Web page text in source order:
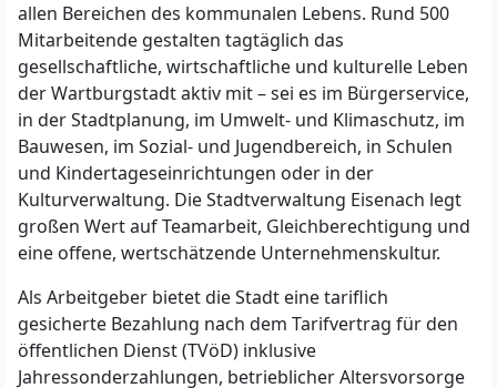
allen Bereichen des kommunalen Lebens. Rund 500
Mitarbeitende gestalten tagtäglich das
gesellschaftliche, wirtschaftliche und kulturelle Leben
der Wartburgstadt aktiv mit – sei es im Bürgerservice,
in der Stadtplanung, im Umwelt- und Klimaschutz, im
Bauwesen, im Sozial- und Jugendbereich, in Schulen
und Kindertageseinrichtungen oder in der
Kulturverwaltung. Die Stadtverwaltung Eisenach legt
großen Wert auf Teamarbeit, Gleichberechtigung und
eine offene, wertschätzende Unternehmenskultur.
Als Arbeitgeber bietet die Stadt eine tariflich
gesicherte Bezahlung nach dem Tarifvertrag für den
öffentlichen Dienst (TVöD) inklusive
Jahressonderzahlungen, betrieblicher Altersvorsorge